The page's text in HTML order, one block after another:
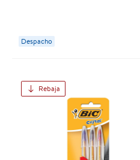
Despacho
Rebaja